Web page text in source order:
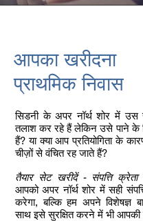
आपका खरीदना
प्राथमिक निवास
सिडनी के अपर नॉर्थ शोर में
तलाश कर रहे हैं लेकिन उसे पाने के
हैं? या क्या आप प्रतियोगिता के
चीज़ों से वंचित रह जाते हैं?
तैयार सेट खरीदें - संपत्ति
आपको अपर नॉर्थ शोर में सही
करेगा, बल्कि हम अपने विशेषज्ञ
साथ इसे सुरक्षित करने में भी